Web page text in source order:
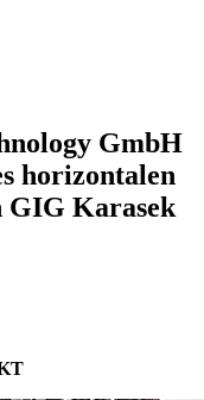
GmbH
horizontalen
GIG Karasek